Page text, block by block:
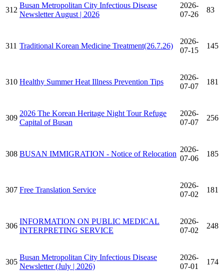
312
Busan Metropolitan City Infectious Disease
Newsletter August | 2026
2026-
07-26
83
311 Traditional Korean Medicine Treatment(26.7.26)
2026-
07-15
145
310 Healthy Summer Heat Illness Prevention Tips
2026-
07-07
181
309
2026 The Korean Heritage Night Tour Refuge
Capital of Busan
2026-
07-07
256
308 BUSAN IMMIGRATION - Notice of Relocation
2026-
07-06
185
307 Free Translation Service
2026-
07-02
181
306
INFORMATION ON PUBLIC MEDICAL
INTERPRETING SERVICE
2026-
07-02
248
305
Busan Metropolitan City Infectious Disease
Newsletter (July | 2026)
2026-
07-01
174